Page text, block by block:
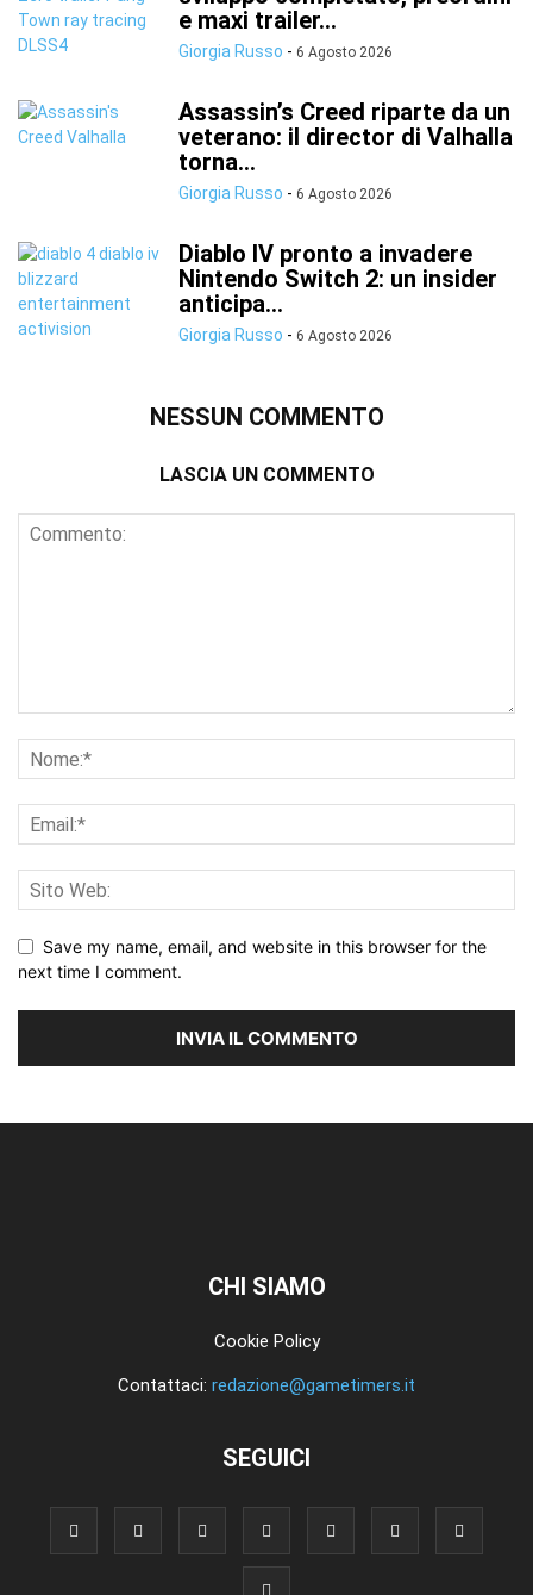
e maxi trailer...
Giorgia Russo - 6 Agosto 2026
Assassin’s Creed riparte da un
veterano: il director di Valhalla
torna...
Giorgia Russo - 6 Agosto 2026
Diablo IV pronto a invadere
Nintendo Switch 2: un insider
anticipa...
Giorgia Russo - 6 Agosto 2026
NESSUN COMMENTO
LASCIA UN COMMENTO
Save my name, email, and website in this browser for the
next time I comment.
CHI SIAMO
Cookie Policy
Contattaci: redazione@gametimers.it
SEGUICI